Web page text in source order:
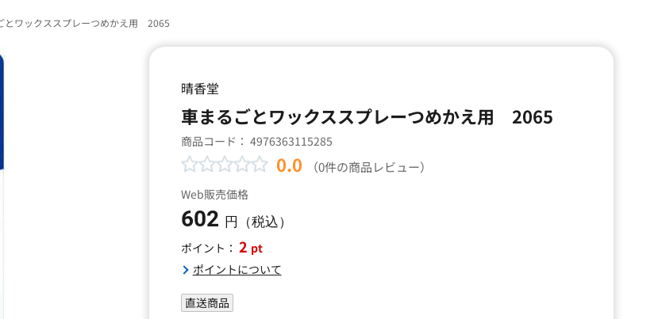
とワックススプレーつめかえ用 2065
晴香堂
車まるごとワックススプレーつめかえ用 2065
商品コード： 4976363115285
0.0 （0件の商品レビュー）
Web販売価格
602 円（税込）
ポイント： 2 pt
ポイントについて
直送商品